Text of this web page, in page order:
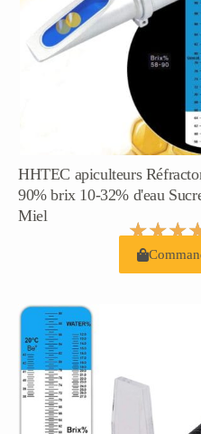
HHTEC apiculteurs
90% brix 10-32% d'eau
Miel
★★★